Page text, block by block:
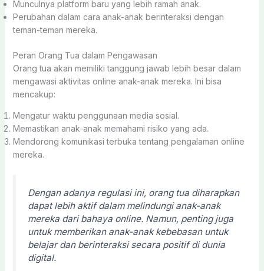
Munculnya platform baru yang lebih ramah anak.
Perubahan dalam cara anak-anak berinteraksi dengan
teman-teman mereka.
Peran Orang Tua dalam Pengawasan
Orang tua akan memiliki tanggung jawab lebih besar dalam
mengawasi aktivitas online anak-anak mereka. Ini bisa
mencakup:
Mengatur waktu penggunaan media sosial.
Memastikan anak-anak memahami risiko yang ada.
Mendorong komunikasi terbuka tentang pengalaman online
mereka.
Dengan adanya regulasi ini, orang tua diharapkan
dapat lebih aktif dalam melindungi anak-anak
mereka dari bahaya online. Namun, penting juga
untuk memberikan anak-anak kebebasan untuk
belajar dan berinteraksi secara positif di dunia
digital.